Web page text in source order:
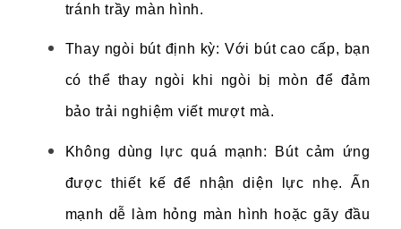
tránh trầy màn hình.
Thay ngòi bút định kỳ: Với bút cao cấp, bạn
có thể thay ngòi khi ngòi bị mòn để đảm
bảo trải nghiệm viết mượt mà.
Không dùng lực quá mạnh: Bút cảm ứng
được thiết kế để nhận diện lực nhẹ. Ấn
mạnh dễ làm hỏng màn hình hoặc gãy đầu